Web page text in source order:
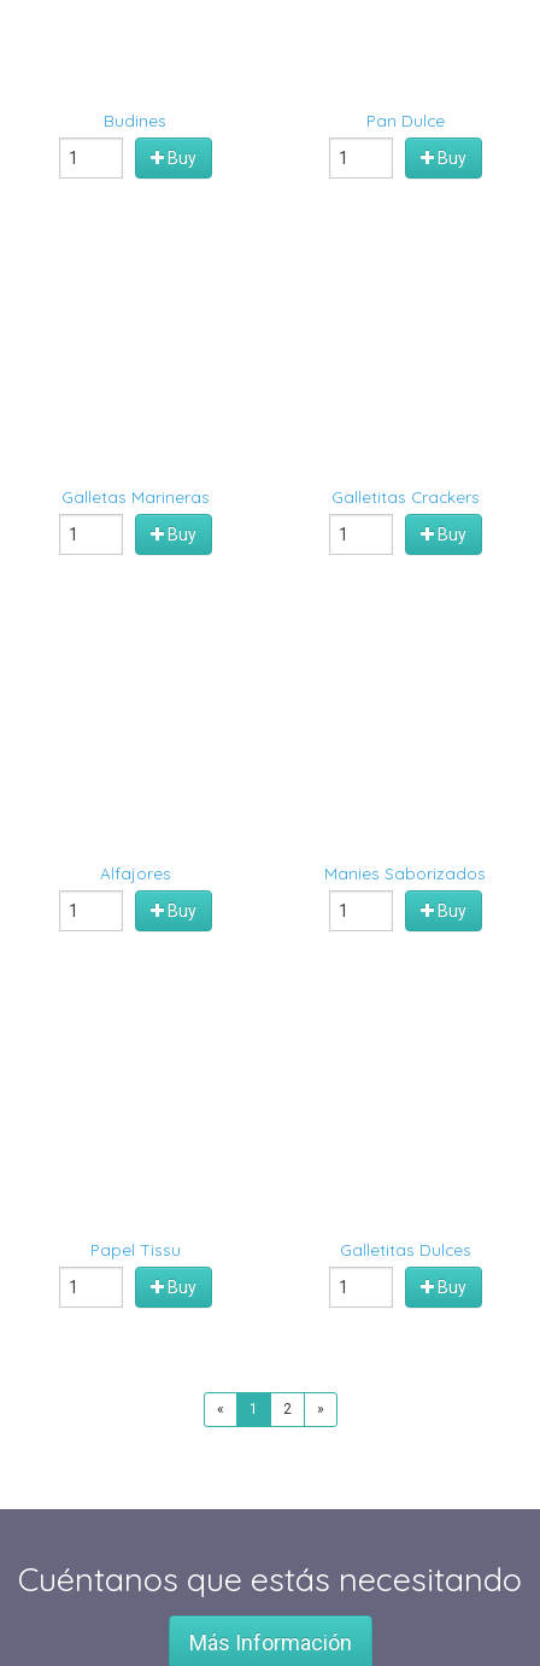
Budines
Buy
Pan Dulce
Buy
Galletas Marineras
Buy
Galletitas Crackers
Buy
Alfajores
Buy
Manies Saborizados
Buy
Papel Tissu
Buy
Galletitas Dulces
Buy
« 1 2 »
Cuéntanos que estás necesitando
Más Información